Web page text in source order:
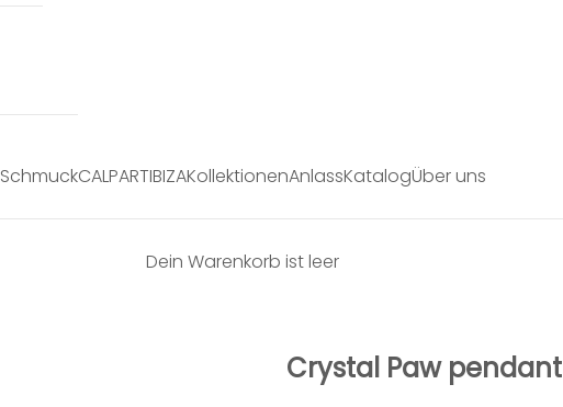
SchmuckCALPARTIBIZAKollektionenAnlassKatalogÜber uns
Dein Warenkorb ist leer
Crystal Paw pendant